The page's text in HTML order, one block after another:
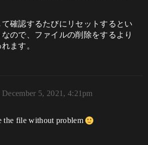
確認するたびにリセットするとい
ので、ファイルの削除をするより
ます。
December 5, 2021, 4:21pm
the file without problem